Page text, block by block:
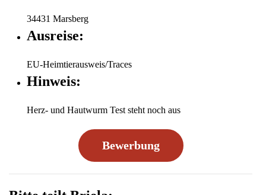
34431 Marsberg
Ausreise:
EU-Heimtierausweis/Traces
Hinweis:
Herz- und Hautwurm Test steht noch aus
Bewerbung